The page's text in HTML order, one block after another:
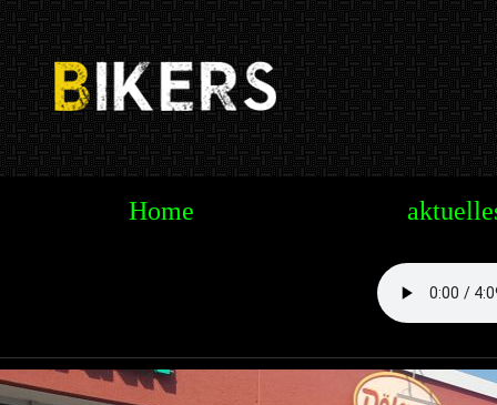
Home